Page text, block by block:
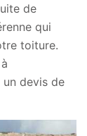
de
qui
toiture.
un devis de